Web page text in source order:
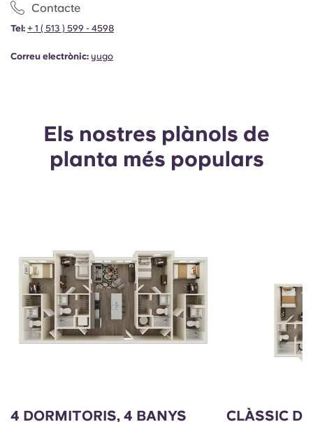
Contacte
Tel: + 1 ( 513 ) 599 - 4598
Correu electrònic: yugo
Els nostres plànols de
planta més populars
4 DORMITORIS, 4 BANYS CLÀSSIC